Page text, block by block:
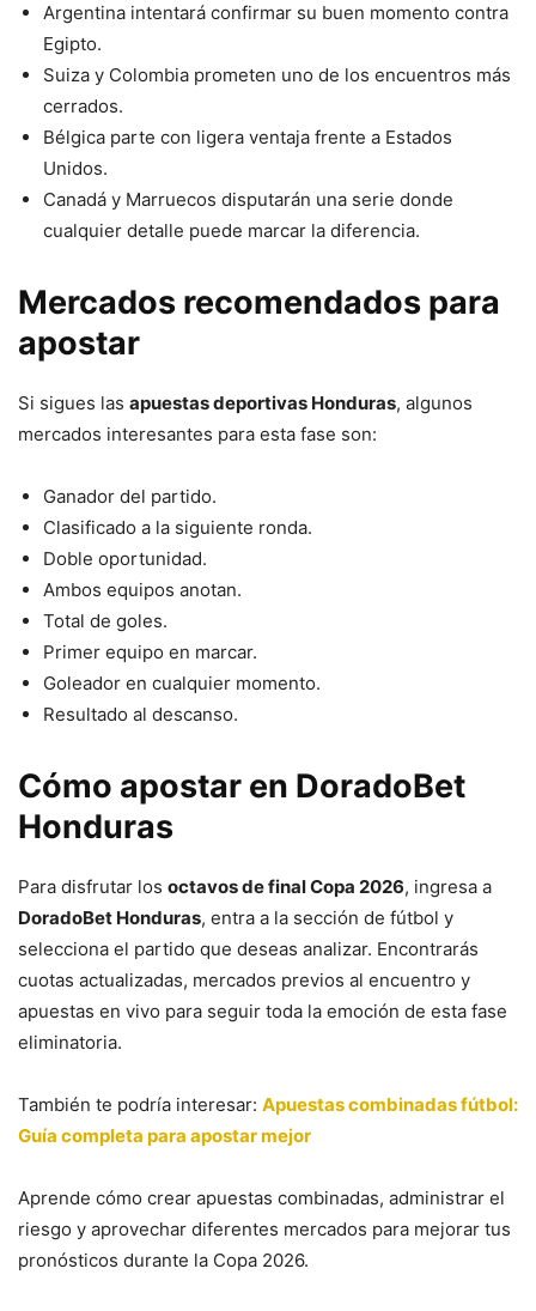
Argentina intentará confirmar su buen momento contra
Egipto.
Suiza y Colombia prometen uno de los encuentros más
cerrados.
Bélgica parte con ligera ventaja frente a Estados
Unidos.
Canadá y Marruecos disputarán una serie donde
cualquier detalle puede marcar la diferencia.
Mercados recomendados para
apostar
Si sigues las apuestas deportivas Honduras, algunos
mercados interesantes para esta fase son:
Ganador del partido.
Clasificado a la siguiente ronda.
Doble oportunidad.
Ambos equipos anotan.
Total de goles.
Primer equipo en marcar.
Goleador en cualquier momento.
Resultado al descanso.
Cómo apostar en DoradoBet
Honduras
Para disfrutar los octavos de final Copa 2026, ingresa a
DoradoBet Honduras, entra a la sección de fútbol y
selecciona el partido que deseas analizar. Encontrarás
cuotas actualizadas, mercados previos al encuentro y
apuestas en vivo para seguir toda la emoción de esta fase
eliminatoria.
También te podría interesar: Apuestas combinadas fútbol:
Guía completa para apostar mejor
Aprende cómo crear apuestas combinadas, administrar el
riesgo y aprovechar diferentes mercados para mejorar tus
pronósticos durante la Copa 2026.